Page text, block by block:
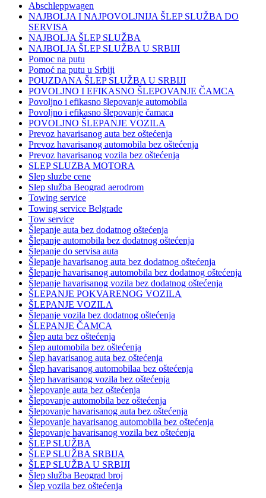
Abschleppwagen
NAJBOLJA I NAJPOVOLJNIJA ŠLEP SLUŽBA DO
SERVISA
NAJBOLJA ŠLEP SLUŽBA
NAJBOLJA ŠLEP SLUŽBA U SRBIJI
Pomoc na putu
Pomoć na putu u Srbiji
POUZDANA ŠLEP SLUŽBA U SRBIJI
POVOLJNO I EFIKASNO ŠLEPOVANJE ČAMCA
Povoljno i efikasno šlepovanje automobila
Povoljno i efikasno šlepovanje čamaca
POVOLJNO ŠLEPANJE VOZILA
Prevoz havarisanog auta bez oštećenja
Prevoz havarisanog automobila bez oštećenja
Prevoz havarisanog vozila bez oštećenja
SLEP SLUZBA MOTORA
Slep sluzbe cene
Slep služba Beograd aerodrom
Towing service
Towing service Belgrade
Tow service
Šlepanje auta bez dodatnog oštećenja
Šlepanje automobila bez dodatnog oštećenja
Šlepanje do servisa auta
Šlepanje havarisanog auta bez dodatnog oštećenja
Šlepanje havarisanog automobila bez dodatnog oštećenja
Šlepanje havarisanog vozila bez dodatnog oštećenja
ŠLEPANJE POKVARENOG VOZILA
ŠLEPANJE VOZILA
Šlepanje vozila bez dodatnog oštećenja
ŠLEPANJE ČAMCA
Šlep auta bez oštećenja
Šlep automobila bez oštećenja
Šlep havarisanog auta bez oštećenja
Šlep havarisanog automobilaa bez oštećenja
Šlep havarisanog vozila bez oštećenja
Šlepovanje auta bez oštećenja
Šlepovanje automobila bez oštećenja
Šlepovanje havarisanog auta bez oštećenja
Šlepovanje havarisanog automobila bez oštećenja
Šlepovanje havarisanog vozila bez oštećenja
ŠLEP SLUŽBA
ŠLEP SLUŽBA SRBIJA
ŠLEP SLUŽBA U SRBIJI
Šlep služba Beograd broj
Šlep vozila bez oštećenja